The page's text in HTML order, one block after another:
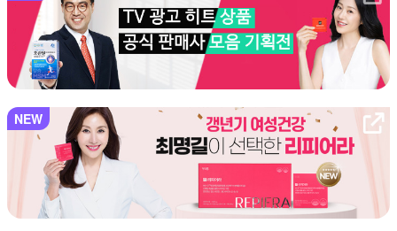
NEW